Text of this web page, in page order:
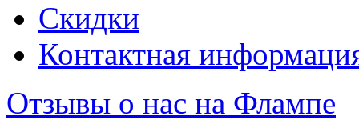
Скидки
Контактная
Отзывы о нас на Флампе